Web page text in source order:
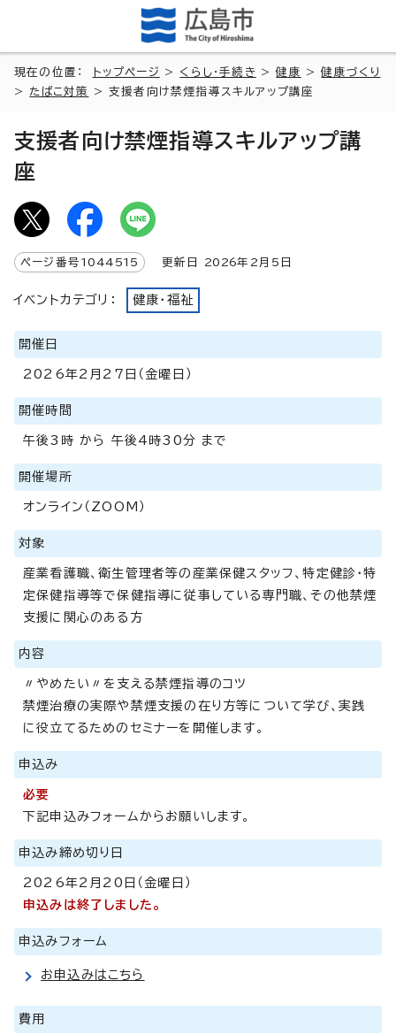
現在の位置： トップページ > くらし・手続き >健康 >健康づくり
> たばこ対策 > 支援者向け禁煙指導スキルアップ講座
支援者向け禁煙指導スキルアップ講
座
ページ番号 1044515 更新日 2026年2月5日
イベントカテゴリ： 健康・福祉
開催日
2026年2月27日（金曜日）
開催時間
午後3時 から 午後4時30分 まで
開催場所
オンライン（ZOOM）
対象
産業看護職、衛生管理者等の産業保健スタッフ、特定健診・特
定保健指導等で保健指導に従事している専門職、その他禁煙
支援に関心のある方
内容
〃やめたい〃を支える禁煙指導のコツ
禁煙治療の実際や禁煙支援の在り方等について学び、実践
に役立てるためのセミナーを開催します。
申込み
必要
下記申込みフォームからお願いします。
申込み締め切り日
2026年2月20日（金曜日）
申込みは終了しました。
申込みフォーム
お申込みはこちら
費用